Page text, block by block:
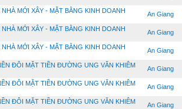
MỚI XÂY - MẶT BẰNG KINH DOANH
An Giang
MỚI XÂY - MẶT BẰNG KINH DOANH
An Giang
MỚI XÂY - MẶT BẰNG KINH DOANH
An Giang
ĐÔI MẶT TIỀN ĐƯỜNG UNG VĂN KHIÊM
An Giang
ĐÔI MẶT TIỀN ĐƯỜNG UNG VĂN KHIÊM
An Giang
ĐÔI MẶT TIỀN ĐƯỜNG UNG VĂN KHIÊM
An Giang